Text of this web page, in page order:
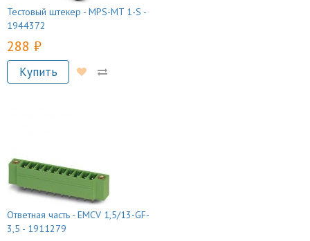
Тестовый штекер - MPS-MT 1-S -
1944372
288 руб.
Купить
Ответная часть - EMCV 1,5/13-GF-
3,5 - 1911279